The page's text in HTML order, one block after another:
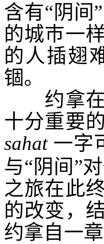
含有“阴间
的城巿一
的人插翅
锢。
约拿在
十分重要
sahat 一字
与“阴间”
之旅在此
的改变，
约拿自一章